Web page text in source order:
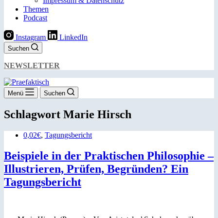
Themen
Podcast
Instagram LinkedIn
Suchen
NEWSLETTER
Menü Suchen
Schlagwort Marie Hirsch
0,02€, Tagungsbericht
Beispiele in der Praktischen Philosophie –
Illustrieren, Prüfen, Begründen? Ein
Tagungsbericht